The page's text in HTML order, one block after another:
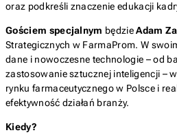
oraz podkreśli znaczenie edukacji
Gościem specjalnym będzieAdam
Strategicznych w FarmaProm. W
dane i nowoczesne technologie – od
zastosowanie sztucznej inteligencji –
rynku farmaceutycznego w Polsce i
efektywność działań branży.
Kiedy?